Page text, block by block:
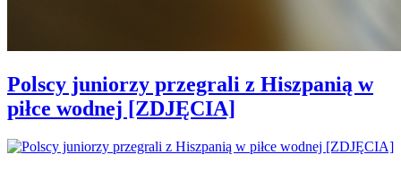
Polscy juniorzy przegrali z Hiszpanią w
piłce wodnej [ZDJĘCIA]